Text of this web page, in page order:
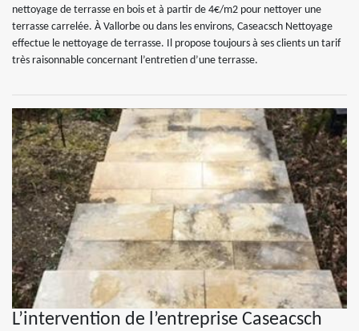
nettoyage de terrasse en bois et à partir de 4€/m2 pour nettoyer une
terrasse carrelée. À Vallorbe ou dans les environs, Caseacsch Nettoyage
effectue le nettoyage de terrasse. Il propose toujours à ses clients un tarif
très raisonnable concernant l’entretien d’une terrasse.
L’intervention de l’entreprise Caseacsch